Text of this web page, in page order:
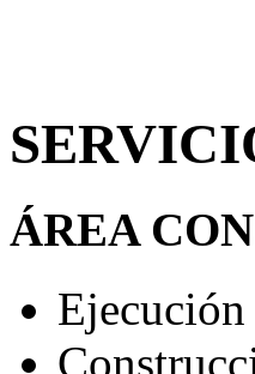
ÁREA
Ejecución